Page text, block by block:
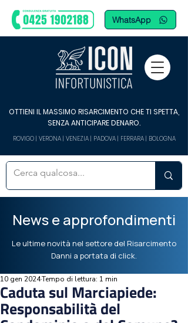
WhatsApp
OTTIENI IL MASSIMO RISARCIMENTO CHE TI SPETTA,
SENZA ANTICIPARE DENARO.
ROVIGO | VERONA | VENEZIA | PADOVA | FERRARA | BOLOGNA
News e approfondimenti
Le ultime novità nel settore del Risarcimento
Danni a portata di click.
Caduta sul Marciapiede:
Responsabilità del
10 gen 2024Tempo di lettura: 1 min